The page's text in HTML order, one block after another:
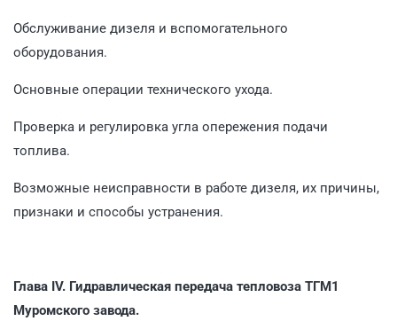
Обслуживание дизеля и вспомогательного
оборудования.
Основные операции технического ухода.
Проверка и регулировка угла опережения подачи
топлива.
Возможные неисправности в работе дизеля, их причины,
признаки и способы устра­нения.
Глава IV. Гидравлическая передача тепловоза ТГМ1
Муромского завода.